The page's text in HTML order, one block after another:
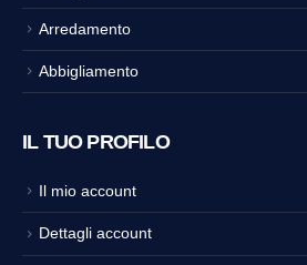
Arredamento
Abbigliamento
IL TUO PROFILO
Il mio account
Dettagli account